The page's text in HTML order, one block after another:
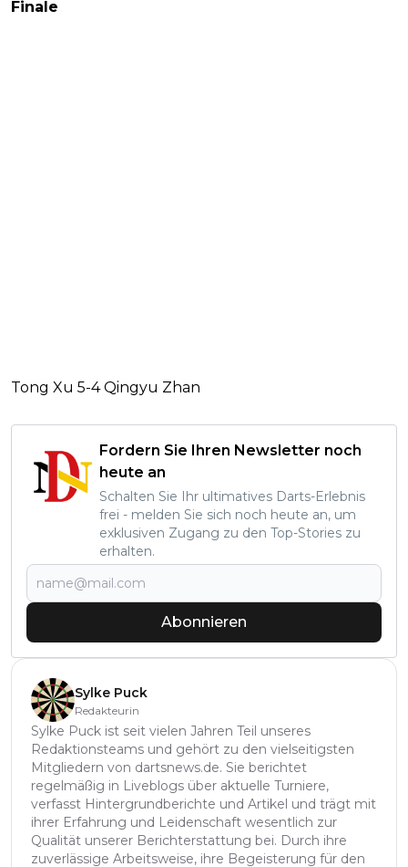
Finale
Tong Xu 5-4 Qingyu Zhan
Fordern Sie Ihren Newsletter noch
heute an
Schalten Sie Ihr ultimatives Darts-Erlebnis
frei - melden Sie sich noch heute an, um
exklusiven Zugang zu den Top-Stories zu
erhalten.
Abonnieren
Sylke Puck
Redakteurin
Sylke Puck ist seit vielen Jahren Teil unseres
Redaktionsteams und gehört zu den vielseitigsten
Mitgliedern von dartsnews.de. Sie berichtet
regelmäßig in Liveblogs über aktuelle Turniere,
verfasst Hintergrundberichte und Artikel und trägt mit
ihrer Erfahrung und Leidenschaft wesentlich zur
Qualität unserer Berichterstattung bei. Durch ihre
zuverlässige Arbeitsweise, ihre Begeisterung für den